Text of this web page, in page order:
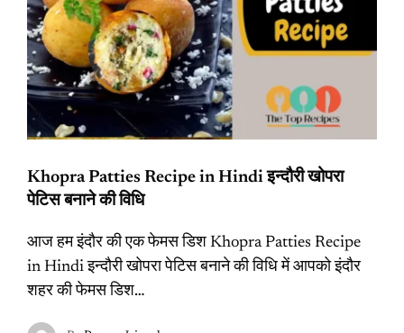
Khopra Patties Recipe in Hindi इन्दौरी खोपरा
पेटिस बनाने की विधि
आज हम इंदौर की एक फेमस डिश Khopra Patties Recipe
in Hindi इन्दौरी खोपरा पेटिस बनाने की विधि में आपको इंदौर
शहर की फेमस डिश…